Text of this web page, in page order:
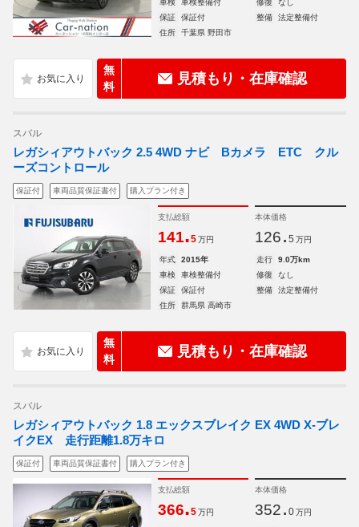
車検
車検整備付 修復
なし
保証
保証付 整備
法定整備付
住所
千葉県 野田市
無
料
見積もり・在庫確認
スバル
レガシィアウトバック 2.5 4WD ナビ Bカメラ ETC クル
ーズコントロール
保証付 車両品質保証書付 購入プラン付き
支払総額
141.5 万円
本体価格
126. 5 万円
年式 2015年 走行
9.0万km
車検
車検整備付 修復
なし
保証
保証付 整備
法定整備付
住所
群馬県 高崎市
無
料
見積もり・在庫確認
スバル
レガシィアウトバック 1.8 エックスブレイク EX 4WD X-ブレ
イクEX 走行距離1.8万キロ
保証付 車両品質保証書付 購入プラン付き
支払総額
366.5 万円
本体価格
352. 0 万円